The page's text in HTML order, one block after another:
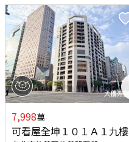
7,998萬
可看屋全坤１０１Ａ１九樓